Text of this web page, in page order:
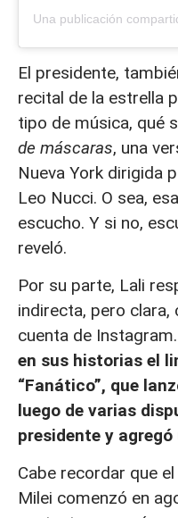
El presidente,
recital de la estrella
tipo de música, qué
de máscaras, una
Nueva York dirigida
Leo Nucci. O sea,
escucho. Y si no,
reveló.
Por su parte, Lali
indirecta, pero clara,
cuenta de Instagram.
en sus historias el
“Fanático”, que
luego de varias
presidente y
Cabe recordar que
Milei comenzó en